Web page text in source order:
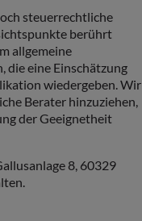
steuerrechtliche
berührt
allgemeine
die eine Einschätzung
wiedergeben. Wir
Berater hinzuziehen,
der Geeignetheit
8, 60329